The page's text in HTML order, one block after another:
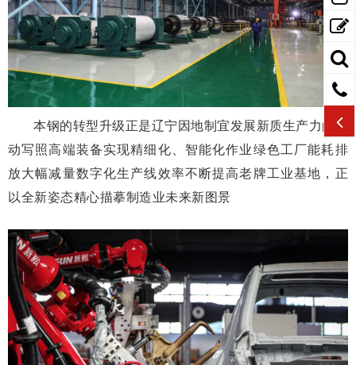
本钢的转型升级正是辽宁因地制宜发展新质生产力的生
动写照高端装备实现精细化、智能化作业绿色工厂能耗排
放大幅减量数字化生产线效率不断提高老牌工业基地，正
以全新姿态精心描摹制造业未来新图景